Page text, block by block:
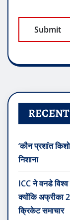
‘कौन प्रशांत
निशाना
ICC ने वनडे
क्योंकि अफ्रीका
क्रिकेट समाचार